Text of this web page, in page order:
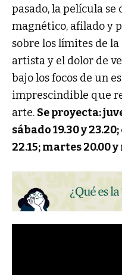
pasado, la película
magnético, afilado y
sobre los límites de
artista y el dolor de
bajo los focos de un
imprescindible que
arte. Se proyecta:
sábado 19.30 y
22.15; martes 20.00